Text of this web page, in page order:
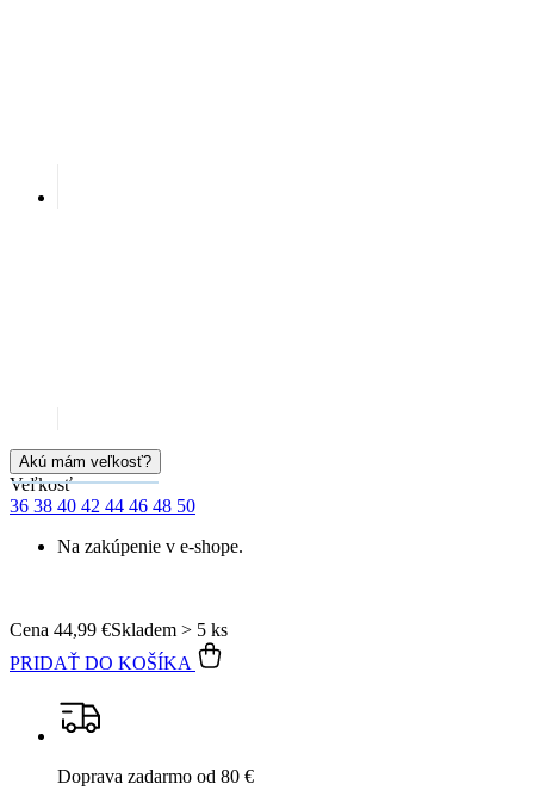
Akú mám veľkosť?
Veľkosť
36 38 40 42 44 46 48 50
Na zakúpenie v e-shope.
Skladem > 5 ks
Cena 44,99 €
PRIDAŤ DO KOŠÍKA
Doprava zadarmo od 80 €